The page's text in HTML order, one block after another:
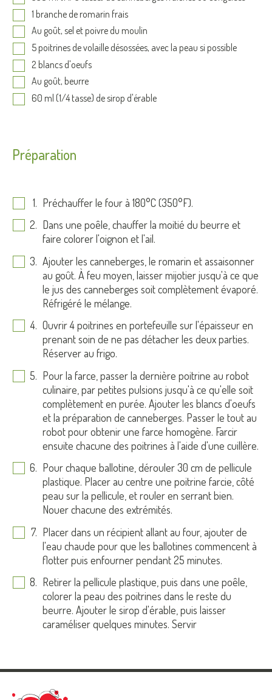
1 branche de romarin frais
Au goût, sel et poivre du moulin
5 poitrines de volaille désossées, avec la peau si possible
2 blancs d'oeufs
Au goût, beurre
60 ml (1/4 tasse) de sirop d'érable
Préparation
Préchauffer le four à 180°C (350°F).
Dans une poêle, chauffer la moitié du beurre et
faire colorer l'oignon et l'ail.
Ajouter les canneberges, le romarin et assaisonner
au goût. À feu moyen, laisser mijotier jusqu'à ce que
le jus des canneberges soit complètement évaporé.
Réfrigéré le mélange.
Ouvrir 4 poitrines en portefeuille sur l'épaisseur en
prenant soin de ne pas détacher les deux parties.
Réserver au frigo.
Pour la farce, passer la dernière poitrine au robot
culinaire, par petites pulsions jusqu'à ce qu'elle soit
complètement en purée. Ajouter les blancs d'oeufs
et la préparation de canneberges. Passer le tout au
robot pour obtenir une farce homogène. Farcir
ensuite chacune des poitrines à l'aide d'une cuillère.
Pour chaque ballotine, dérouler 30 cm de pellicule
plastique. Placer au centre une poitrine farcie, côté
peau sur la pellicule, et rouler en serrant bien.
Nouer chacune des extrémités.
Placer dans un récipient allant au four, ajouter de
l'eau chaude pour que les ballotines commencent à
flotter puis enfourner pendant 25 minutes.
Retirer la pellicule plastique, puis dans une poêle,
colorer la peau des poitrines dans le reste du
beurre. Ajouter le sirop d'érable, puis laisser
caraméliser quelques minutes. Servir